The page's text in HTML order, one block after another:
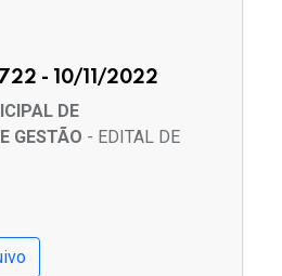
- 10/11/2022
DE
GESTÃO - EDITAL DE